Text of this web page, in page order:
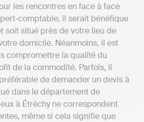
les rencontres en face à face
comptable, il serait bénéfique
soit situé près de votre lieu de
domicile. Néanmoins, il est
compromettre la qualité du
de la commodité. Parfois, il
de demander un devis à
dans le département de
à Étréchy ne correspondent
même si cela signifie que